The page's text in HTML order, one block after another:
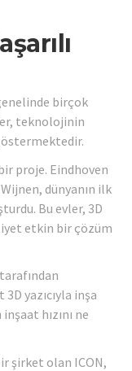
birçok
teknolojinin
proje. Eindhoven
dünyanın ilk
Bu evler, 3D
etkin bir çözüm
yazıcıyla inşa
hızını ne
şirket olan ICON,